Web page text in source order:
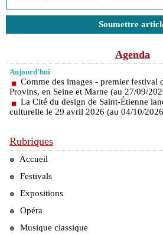
Soumettre
Agenda
Aujourd'hui
Comme des images - premier festival
Provins, en Seine et Marne (au 27/09/
La Cité du design de Saint-Étienne
culturelle le 29 avril 2026 (au 04/10/
Rubriques
Accueil
Festivals
Expositions
Opéra
Musique classique